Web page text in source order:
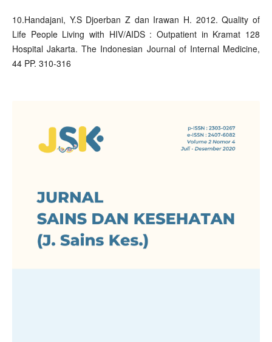
10.Handajani, Y.S Djoerban Z dan Irawan H. 2012. Quality of
Life People Living with HIV/AIDS : Outpatient in Kramat 128
Hospital Jakarta. The Indonesian Journal of Internal Medicine,
44 PP. 310-316